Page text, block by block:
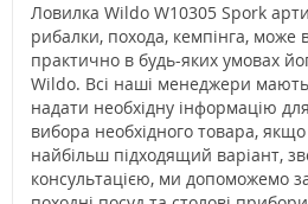
Ловилка Wildo W10305 Spork
рибалки, похода, кемпінга, може
практично в будь-яких умовах
Wildo. Всі наші менеджери
надати необхідну інформацію
вибора необхідного товара,
найбільш підходящий варіант,
консультацією, ми допоможемо